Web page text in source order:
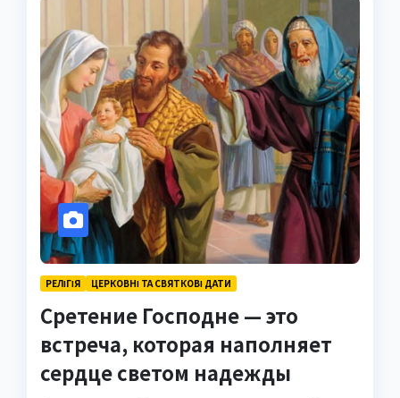
РЕЛІГІЯ ЦЕРКОВНІ ТА СВЯТКОВІ ДАТИ
Сретение Господне — это
встреча, которая наполняет
сердце светом надежды